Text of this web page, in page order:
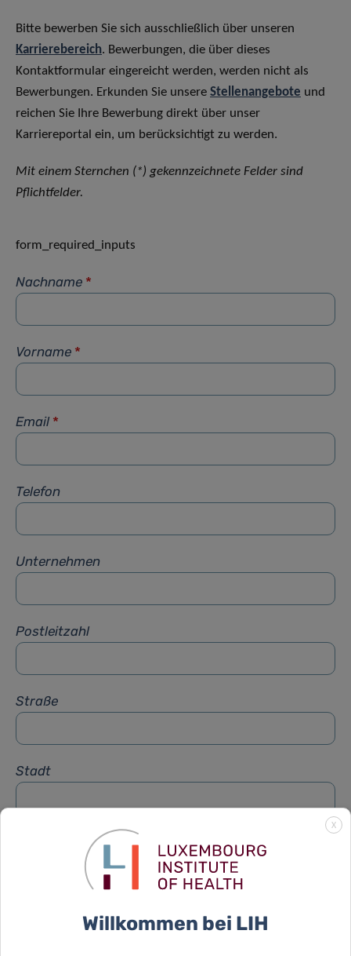
Bitte bewerben Sie sich ausschließlich über unseren
Karrierebereich. Bewerbungen, die über dieses
Kontaktformular eingereicht werden, werden nicht als
Bewerbungen. Erkunden Sie unsere Stellenangebote und
reichen Sie Ihre Bewerbung direkt über unser
Karriereportal ein, um berücksichtigt zu werden.
Mit einem Sternchen (*) gekennzeichnete Felder sind
Pflichtfelder.
form_required_inputs
Nachname *
Vorname *
Email *
Telefon
Unternehmen
Postleitzahl
Straße
Stadt
X
Willkommen bei LIH